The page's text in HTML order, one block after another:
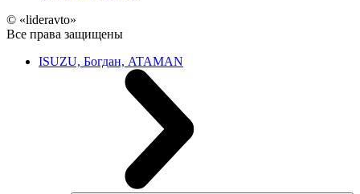
© «lideravto»
Все права защищены
ISUZU, Богдан, ATAMAN